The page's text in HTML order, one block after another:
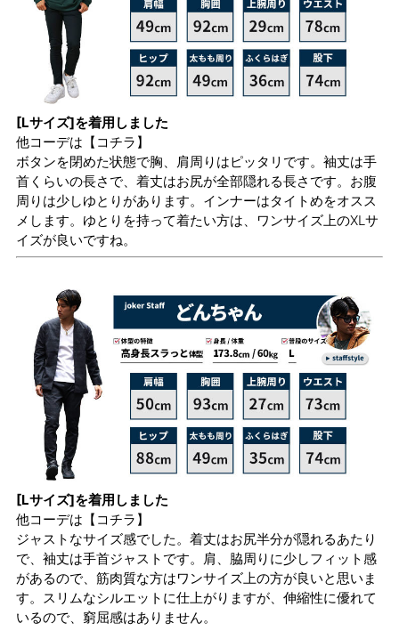
[Lサイズ]を着用しました
他コーデは 【コチラ】
ボタンを閉めた状態で胸、肩周りはピッタリです。袖丈は手
首くらいの長さで、着丈はお尻が全部隠れる長さです。お腹
周りは少しゆとりがあります。インナーはタイトめをオスス
メします。ゆとりを持って着たい方は、ワンサイズ上のXLサ
イズが良いですね。
[Lサイズ]を着用しました
他コーデは 【コチラ】
ジャストなサイズ感でした。着丈はお尻半分が隠れるあたり
で、袖丈は手首ジャストです。肩、脇周りに少しフィット感
があるので、筋肉質な方はワンサイズ上の方が良いと思いま
す。スリムなシルエットに仕上がりますが、伸縮性に優れて
いるので、窮屈感はありません。